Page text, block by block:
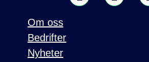
Om oss
Bedrifter
Nyheter